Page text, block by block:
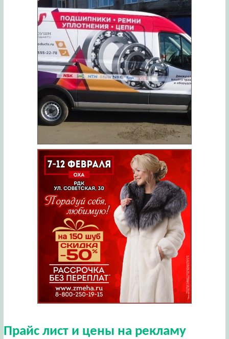
Прайс лист и цены на рекламу